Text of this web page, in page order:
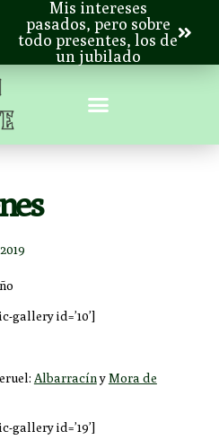
Mis intereses
pasados, pero sobre
todo presentes, los de
un jubilado
gallery id=’10’]
AlbarracínyMora de
gallery id=’19’]